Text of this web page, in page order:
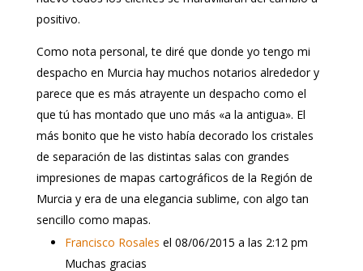
positivo.
Como nota personal, te diré que donde yo tengo mi
despacho en Murcia hay muchos notarios alrededor y
parece que es más atrayente un despacho como el
que tú has montado que uno más «a la antigua». El
más bonito que he visto había decorado los cristales
de separación de las distintas salas con grandes
impresiones de mapas cartográficos de la Región de
Murcia y era de una elegancia sublime, con algo tan
sencillo como mapas.
Francisco Rosales el 08/06/2015 a las 2:12 pm
Muchas gracias